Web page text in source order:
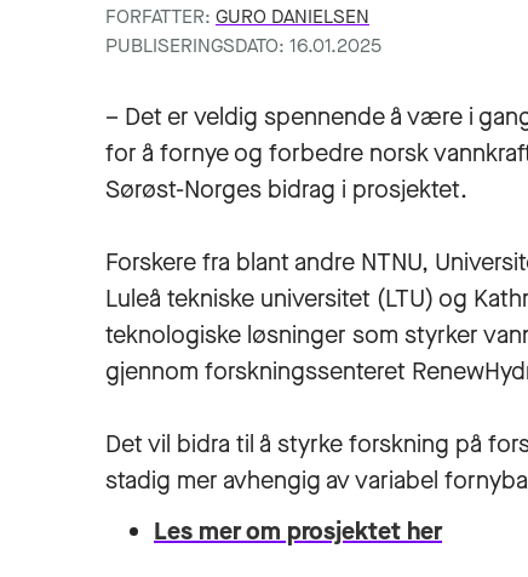
FORFATTER: GURO DANIELSEN
PUBLISERINGSDATO: 16.01.2025
– Det er veldig spennende å være i
for å fornye og forbedre norsk
Sørøst-Norges bidrag i prosjektet.
Forskere fra blant andre NTNU,
Luleå tekniske universitet (LTU) og
teknologiske løsninger som styrker
gjennom forskningssenteret
Det vil bidra til å styrke forskning på
stadig mer avhengig av variabel
Les mer om prosjektet her